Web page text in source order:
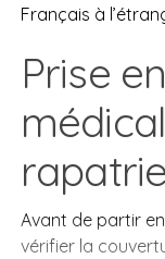
Français à
Prise
Avant de partir
vérifier la